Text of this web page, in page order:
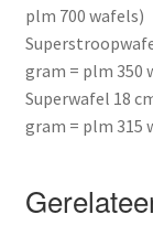
plm 700 wafels)
gram = plm 350
Superwafel 18
gram = plm 315